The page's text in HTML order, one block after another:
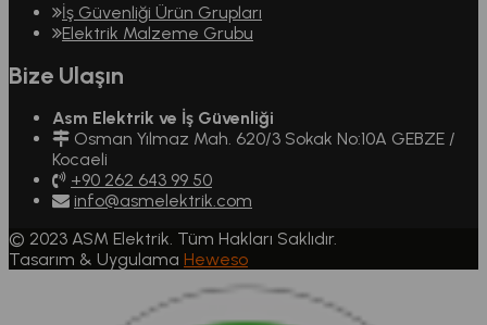
İş Güvenliği Ürün Grupları
Elektrik Malzeme Grubu
Bize Ulaşın
Asm Elektrik ve İş Güvenliği
Osman Yılmaz Mah. 620/3 Sokak No:10A GEBZE /
Kocaeli
+90 262 643 99 50
info@asmelektrik.com
© 2023 ASM Elektrik. Tüm Hakları Saklıdır.
Tasarım & Uygulama Heweso